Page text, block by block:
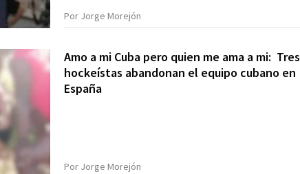
Por Jorge Morejón
Amo a mi Cuba pero quien me ama a mi: Tres
hockeístas abandonan el equipo cubano en
España
Por Jorge Morejón